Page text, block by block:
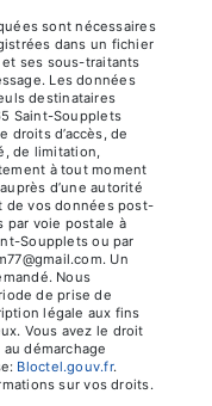
sont nécessaires
dans un fichier
ses sous-traitants
Les données
destinataires
Saint-Soupplets
droits d’accès, de
de limitation,
à tout moment
d’une autorité
de vos données post-
par voie postale à
Soupplets ou par
Un
Nous
de prise de
légale aux fins
Vous avez le droit
démarchage
Bloctel.gouv.fr.
sur vos droits.